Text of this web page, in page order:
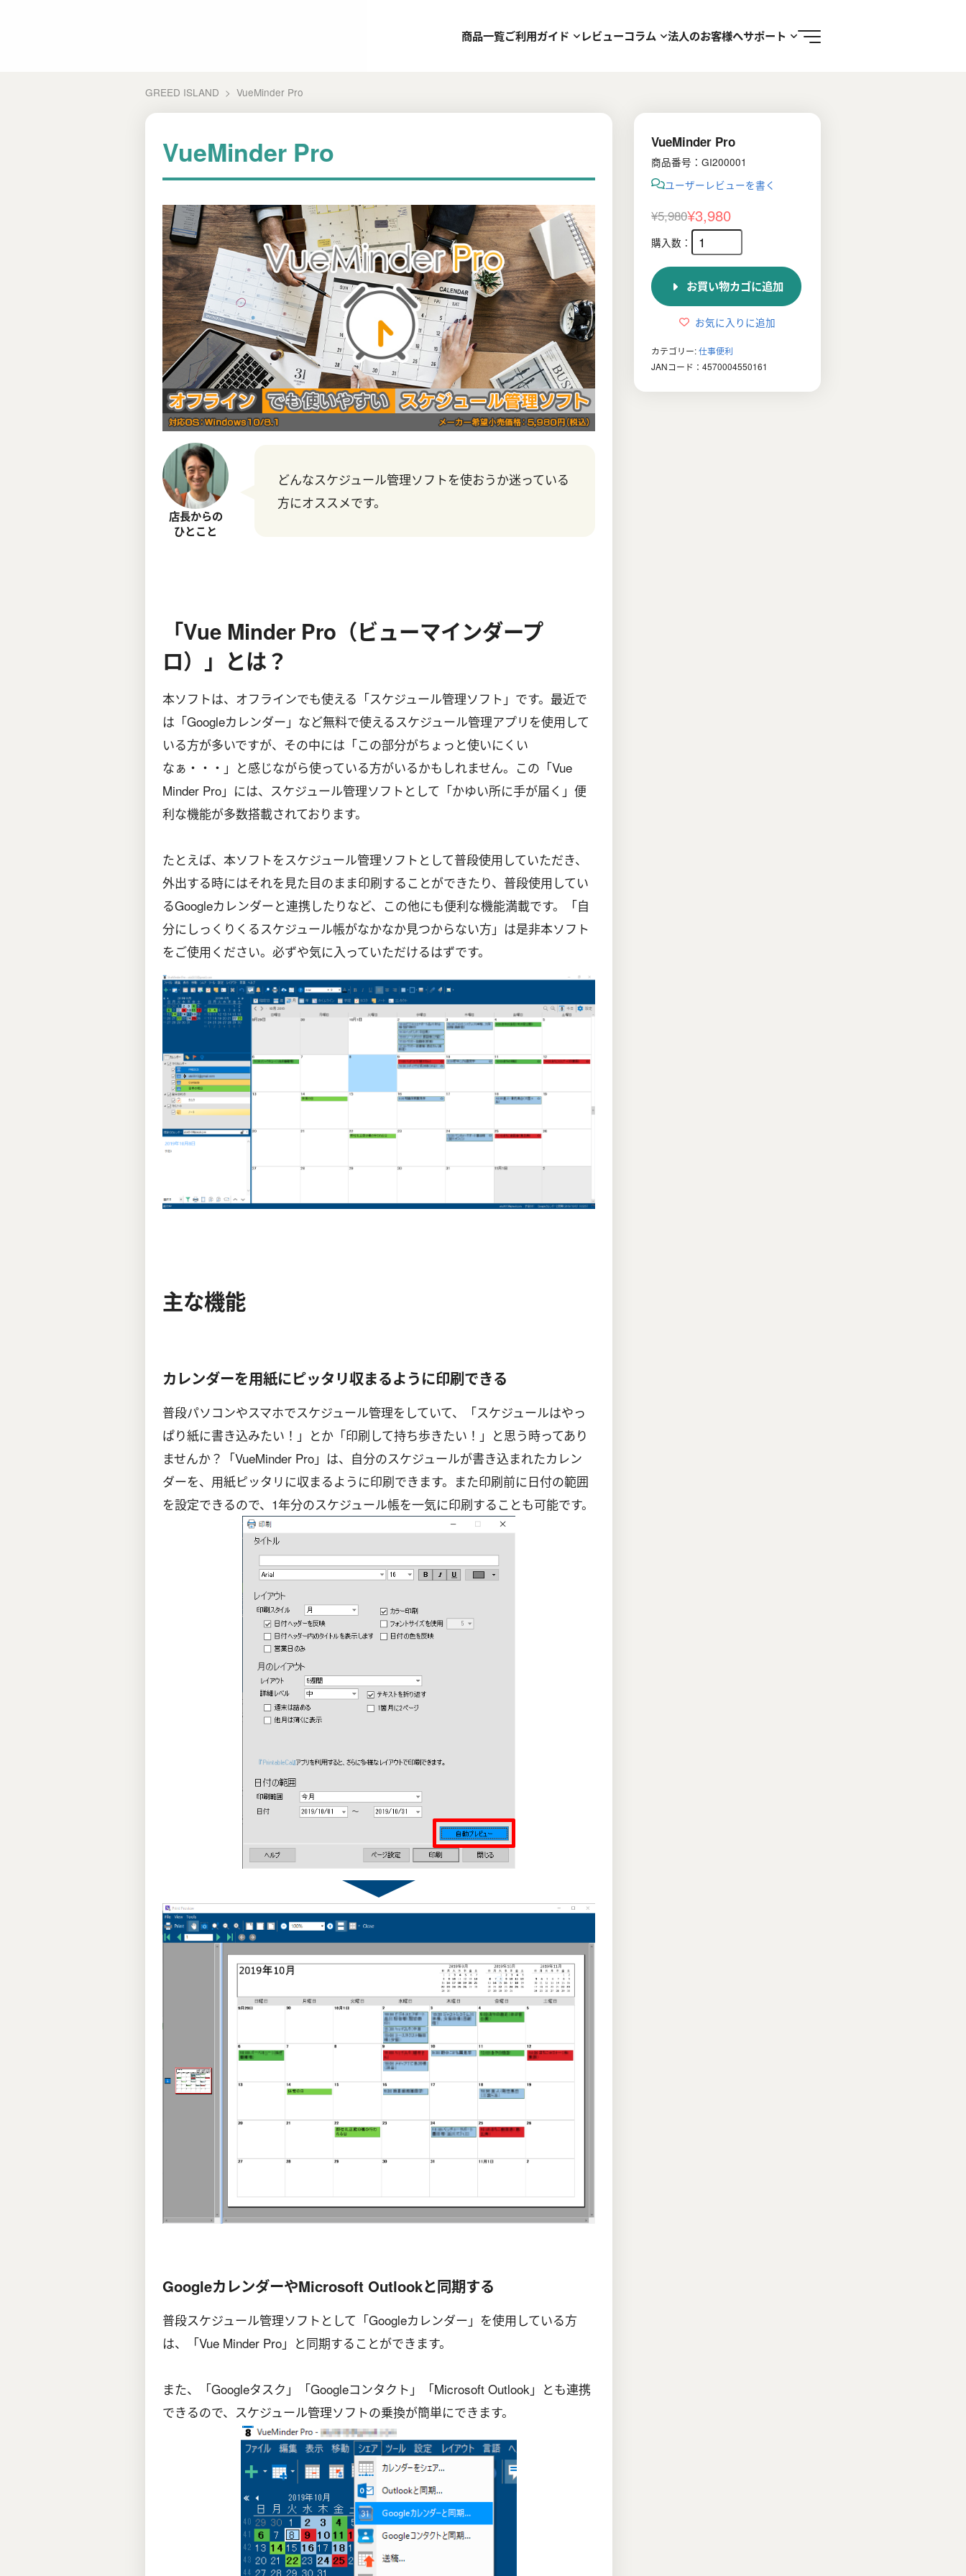
商品一覧ご利用ガイド レビューコラム 法人のお客様へサポート
GREED ISLAND VueMinder Pro
VueMinder Pro
店長からの
ひとこと
どんなスケジュール管理ソフトを使おうか迷っている
方にオススメです。
「Vue Minder Pro（ビューマインダープ
ロ）」とは？
本ソフトは、オフラインでも使える「スケジュール管理ソフト」です。最近で
は「Googleカレンダー」など無料で使えるスケジュール管理アプリを使用して
いる方が多いですが、その中には「この部分がちょっと使いにくい
なぁ・・・」と感じながら使っている方がいるかもしれません。この「Vue
Minder Pro」には、スケジュール管理ソフトとして「かゆい所に手が届く」便
利な機能が多数搭載されております。
たとえば、本ソフトをスケジュール管理ソフトとして普段使用していただき、
外出する時にはそれを見た目のまま印刷することができたり、普段使用してい
るGoogleカレンダーと連携したりなど、この他にも便利な機能満載です。「自
分にしっくりくるスケジュール帳がなかなか見つからない方」は是非本ソフト
をご使用ください。必ずや気に入っていただけるはずです。
主な機能
カレンダーを用紙にピッタリ収まるように印刷できる
普段パソコンやスマホでスケジュール管理をしていて、「スケジュールはやっ
ぱり紙に書き込みたい！」とか「印刷して持ち歩きたい！」と思う時ってあり
ませんか？「VueMinder Pro」は、自分のスケジュールが書き込まれたカレン
ダーを、用紙ピッタリに収まるように印刷できます。また印刷前に日付の範囲
を設定できるので、1年分のスケジュール帳を一気に印刷することも可能です。
GoogleカレンダーやMicrosoft Outlookと同期する
普段スケジュール管理ソフトとして「Googleカレンダー」を使用している方
は、「Vue Minder Pro」と同期することができます。
また、「Googleタスク」「Googleコンタクト」「Microsoft Outlook」とも連携
できるので、スケジュール管理ソフトの乗換が簡単にできます。
VueMinder Pro
商品番号：GI200001
ユーザーレビューを書く
¥5,980
元
の
価
格
で
¥3,980
現
在
の
価
¥3,980
お買い物カゴに追加
お気に入りに追加
カテゴリー:仕事便利
JANコード：4570004550161